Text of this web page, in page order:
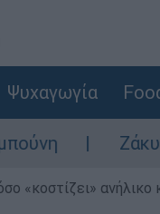
Ψυχαγωγία
Ζάκυνθος: Τι
«κοστίζει» ανήλικο